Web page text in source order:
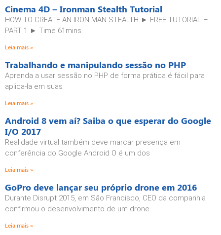
Cinema 4D – Ironman Stealth Tutorial
HOW TO CREATE AN IRON MAN STEALTH ► FREE TUTORIAL –
PART 1 ► Time 61mins.
Leia mais »
Trabalhando e manipulando sessão no PHP
Aprenda a usar sessão no PHP de forma prática é fácil para
aplica-la em suas
Leia mais »
Android 8 vem aí? Saiba o que esperar do Google
I/O 2017
Realidade virtual também deve marcar presença em
conferência do Google Android O é um dos
Leia mais »
GoPro deve lançar seu próprio drone em 2016
Durante Disrupt 2015, em São Francisco, CEO da companhia
confirmou o desenvolvimento de um drone
Leia mais »